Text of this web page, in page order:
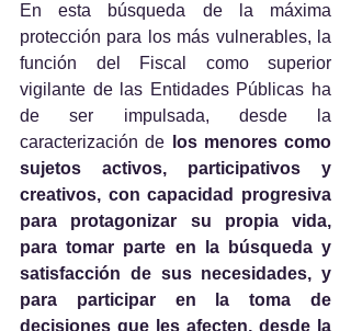
En esta búsqueda de la máxima
protección para los más vulnerables, la
función del Fiscal como superior
vigilante de las Entidades Públicas ha
de ser impulsada, desde la
caracterización de
los menores como
sujetos activos, participativos y
creativos, con capacidad progresiva
para protagonizar su propia vida,
para tomar parte en la búsqueda y
satisfacción de sus necesidades, y
para participar en la toma de
decisiones que les afecten, desde la